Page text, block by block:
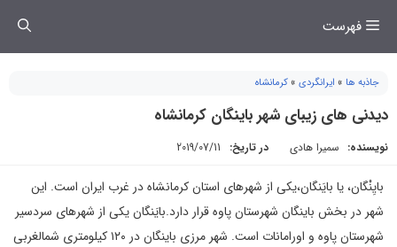
فهرست
جاذبه ها » ایرانگردی » کرمانشاه
دیدنی های زیبای شهر باینگان کرمانشاه
نویسنده: سمیرا هادی در تاریخ: 2019/07/11
بايِنْگان‌، يا بايَنگان‌،یکی از شهرهای استان کرمانشاه در غرب ایران است. این
شهر در بخش باینگان شهرستان پاوه قرار دارد.بایَنگان یکی از شهرهای سردسیر
شهرستان پاوه و اورامانات است. شهر مرزی باینگان در ۱۲۰ کیلومتری شمالغربی